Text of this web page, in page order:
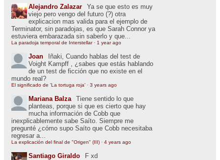
Alejandro Zalazar
Ya se que esto es muy
viejo pero vengo del futuro (?) otra
explicacion mas valida para el ejemplo de
Terminator, sin paradojas, es que Sarah Connor ya
estuviera embarazada sin saberlo y que...
La paradoja temporal de Interstellar· 1 year ago
Joan
Iñaki, Cuando hablas del test de
Voight Kampff , ¿sabes que estás hablando
de un test de ficción que no existe en el
mundo real?
El significado de 'La tortuga roja' · 3 years ago
Mariana Balza
Tiene sentido lo que
planteas, porque si que es cierto que hay
mucha información de Cobb que
inexplicablemente sabe Saíto. Siempre me
pregunté ¿cómo supo Saíto que Cobb necesitaba
regresar a...
La explicación del final de "Origen" (III) · 4 years ago
Santiago Giraldo F xd